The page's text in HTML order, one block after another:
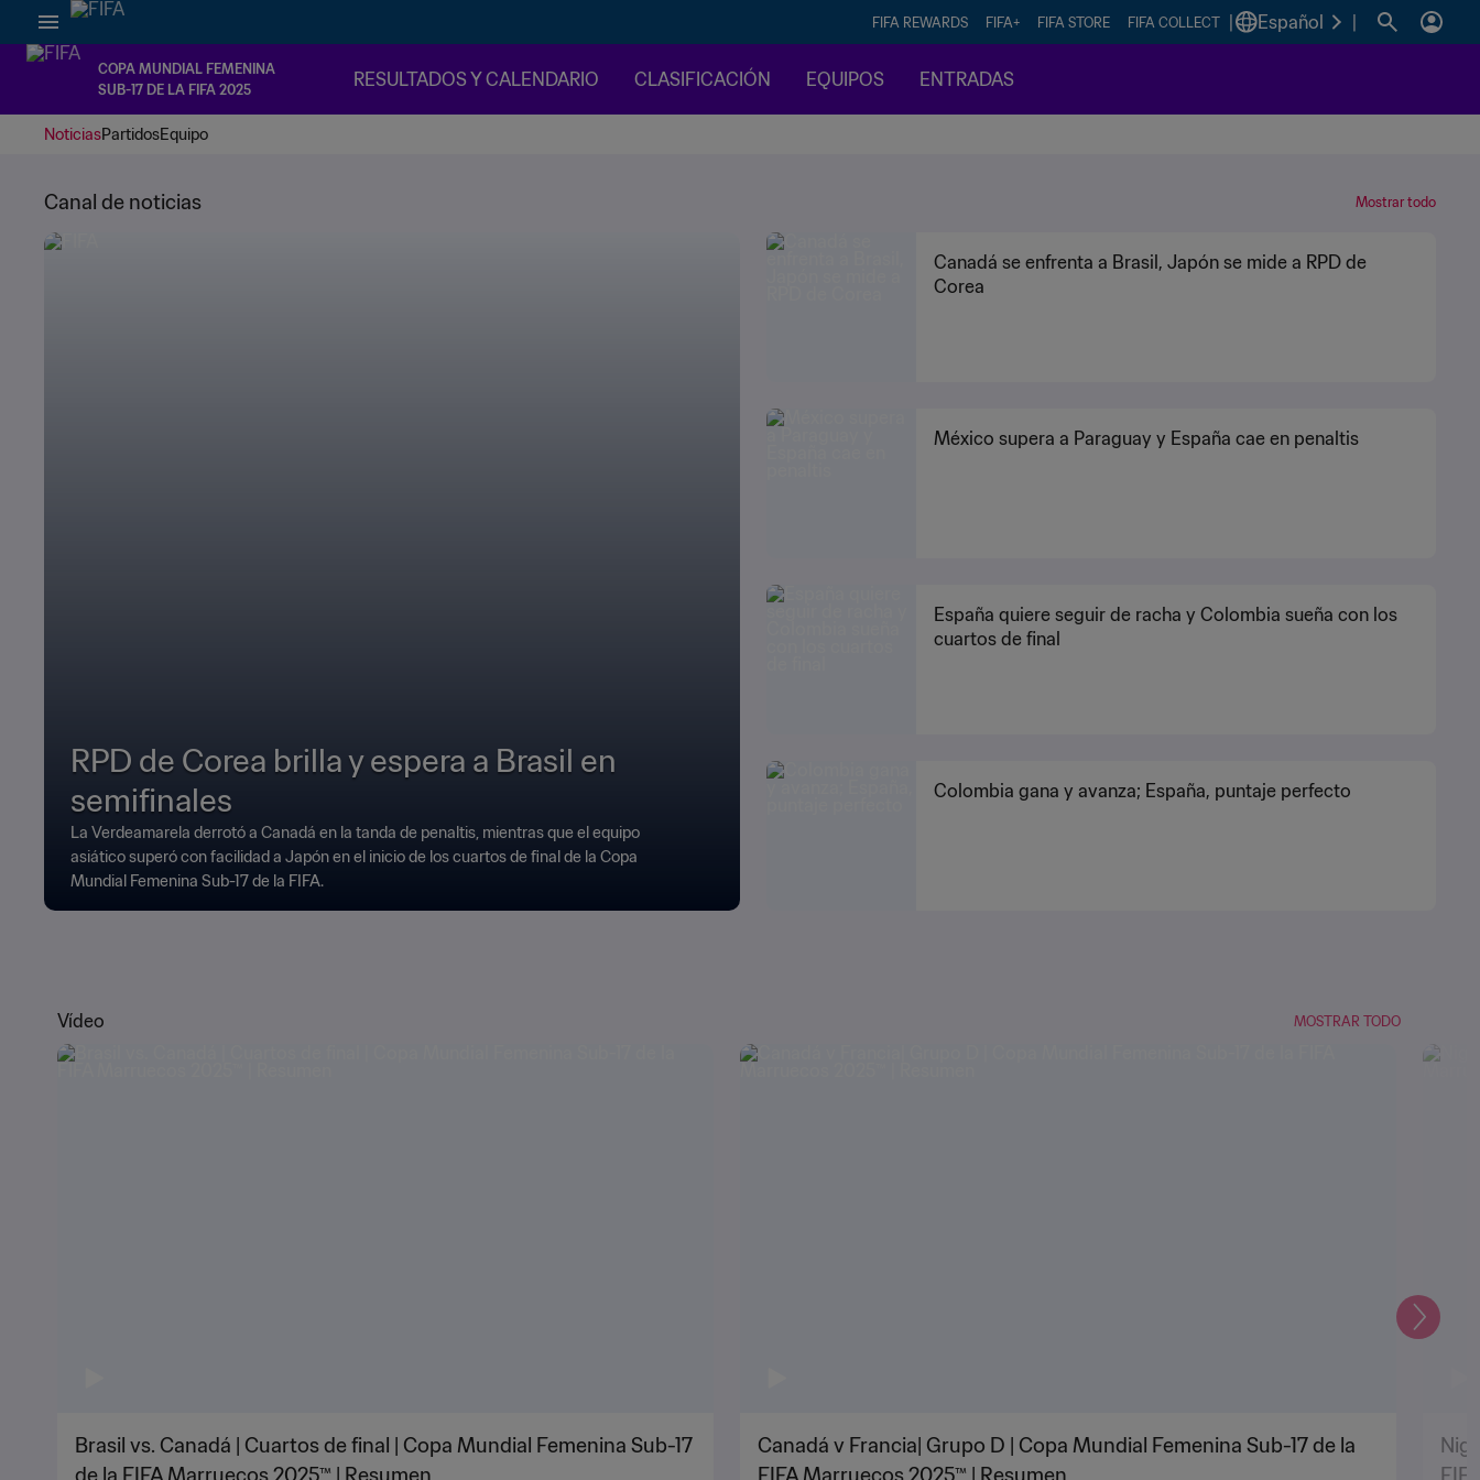
FIFA REWARDS FIFA+ FIFA STORE FIFA COLLECT Español
COPA MUNDIAL FEMENINA
SUB-17 DE LA FIFA 2025
RESULTADOS Y CALENDARIO CLASIFICACIÓN EQUIPOS ENTRADAS
NoticiasPartidosEquipo
Canal de noticias Mostrar todo
RPD de Corea brilla y espera a Brasil en
semifinales
La Verdeamarela derrotó a Canadá en la tanda de penaltis, mientras que el equipo
asiático superó con facilidad a Japón en el inicio de los cuartos de final de la Copa
Mundial Femenina Sub-17 de la FIFA.
Canadá se enfrenta a Brasil, Japón se mide a RPD de
Corea
México supera a Paraguay y España cae en penaltis
España quiere seguir de racha y Colombia sueña con los
cuartos de final
Colombia gana y avanza; España, puntaje perfecto
Vídeo MOSTRAR TODO
Brasil vs. Canadá | Cuartos de final | Copa Mundial Femenina Sub-17
Canadá v Francia| Grupo D | Copa Mundial Femenina Sub-17 de la